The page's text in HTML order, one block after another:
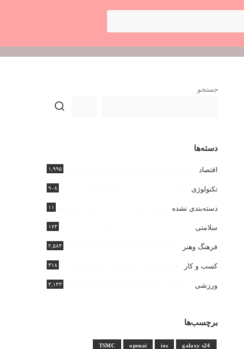
جستجو
دسته‌ها
اقتصاد ۱,۹۹۵
تکنولوژی ۹۰۸
دسته‌بندی نشده ۱۱
سلامتی ۱۷۴
فرهنگ وهنر ۲,۵۸۴
کسب و کار ۳۱۸
ورزشی ۳,۱۴۳
برچسب‌ها
galaxy s24
ios
openai
TSMC